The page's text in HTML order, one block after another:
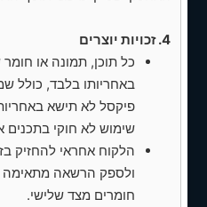
✅ פרישה — פסקת פתיחה,
מיסוי, קיבוע זכויות, פריסת
תזרים, בדיקת אפשרויות.
✅ מיסוי גמלאים ותכנון
4. זכויות יוצרים
כל תוכן, תמונה או
באחריותו בלבד, כולל
פיקסל לא תישא באחריות
שימוש לא חוקי בתכנים
הלקוח אחראי להחזיק
ולספק הרשאה מתאימה
חומרים מצד שלישי.